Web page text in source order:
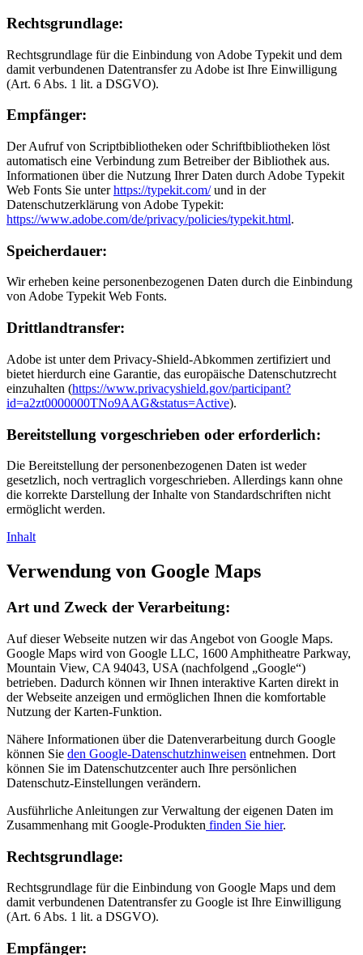
Rechtsgrundlage:
Rechtsgrundlage für die Einbindung von Adobe Typekit und dem
damit verbundenen Datentransfer zu Adobe ist Ihre Einwilligung
(Art. 6 Abs. 1 lit. a DSGVO).
Empfänger:
Der Aufruf von Scriptbibliotheken oder Schriftbibliotheken löst
automatisch eine Verbindung zum Betreiber der Bibliothek aus.
Informationen über die Nutzung Ihrer Daten durch Adobe Typekit
Web Fonts Sie unterhttps://typekit.com/und in der
Datenschutzerklärung von Adobe Typekit:
https://www.adobe.com/de/privacy/policies/typekit.html.
Speicherdauer:
Wir erheben keine personenbezogenen Daten durch die Einbindung
von Adobe Typekit Web Fonts.
Drittlandtransfer:
Adobe ist unter dem Privacy-Shield-Abkommen zertifiziert und
bietet hierdurch eine Garantie, das europäische Datenschutzrecht
einzuhalten (https://www.privacyshield.gov/participant?
id=a2zt0000000TNo9AAG&status=Active).
Bereitstellung vorgeschrieben oder erforderlich:
Die Bereitstellung der personenbezogenen Daten ist weder
gesetzlich, noch vertraglich vorgeschrieben. Allerdings kann ohne
die korrekte Darstellung der Inhalte von Standardschriften nicht
ermöglicht werden.
Inhalt
Verwendung von Google Maps
Art und Zweck der Verarbeitung:
Auf dieser Webseite nutzen wir das Angebot von Google Maps.
Google Maps wird von Google LLC, 1600 Amphitheatre Parkway,
Mountain View, CA 94043, USA (nachfolgend „Google“)
betrieben. Dadurch können wir Ihnen interaktive Karten direkt in
der Webseite anzeigen und ermöglichen Ihnen die komfortable
Nutzung der Karten-Funktion.
Nähere Informationen über die Datenverarbeitung durch Google
können Sie den Google-Datenschutzhinweisen entnehmen. Dort
können Sie im Datenschutzcenter auch Ihre persönlichen
Datenschutz-Einstellungen verändern.
Ausführliche Anleitungen zur Verwaltung der eigenen Daten im
Zusammenhang mit Google-Produkten finden Sie hier.
Rechtsgrundlage:
Rechtsgrundlage für die Einbindung von Google Maps und dem
damit verbundenen Datentransfer zu Google ist Ihre Einwilligung
(Art. 6 Abs. 1 lit. a DSGVO).
Empfänger: